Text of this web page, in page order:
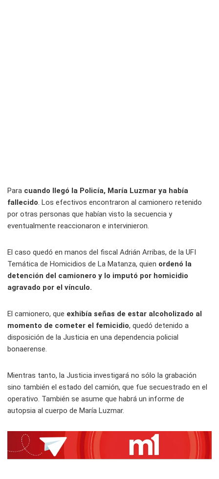
Para cuando llegó la Policía, María Luzmar ya había
fallecido. Los efectivos encontraron al camionero retenido
por otras personas que habían visto la secuencia y
eventualmente reaccionaron e intervinieron.
El caso quedó en manos del fiscal Adrián Arribas, de la UFI
Temática de Homicidios de La Matanza, quien ordenó la
detención del camionero y lo imputó por homicidio
agravado por el vínculo.
El camionero, que exhibía señas de estar alcoholizado al
momento de cometer el femicidio, quedó detenido a
disposición de la Justicia en una dependencia policial
bonaerense.
Mientras tanto, la Justicia investigará no sólo la grabación
sino también el estado del camión, que fue secuestrado en el
operativo. También se asume que habrá un informe de
autopsia al cuerpo de María Luzmar.